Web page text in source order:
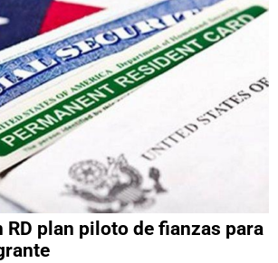
RD plan piloto de fianzas para